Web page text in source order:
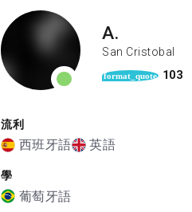
A.
San Cristobal
format_quote 103
流利
西班牙語 英語
學
葡萄牙語